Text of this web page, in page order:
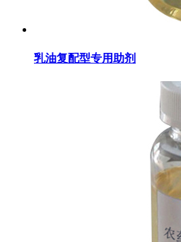
乳油复配型专用助剂